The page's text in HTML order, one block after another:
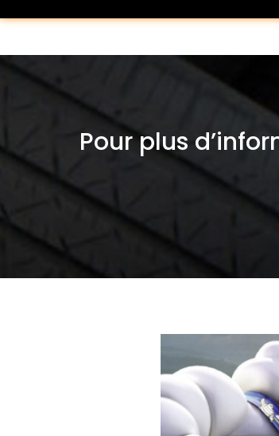
Pour plus